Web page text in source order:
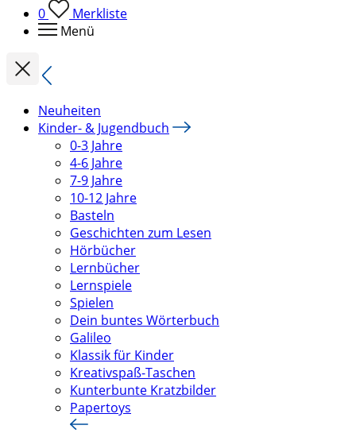
0
Merkliste
Menü
Neuheiten
Kinder- & Jugendbuch
0-3 Jahre
4-6 Jahre
7-9 Jahre
10-12 Jahre
Basteln
Geschichten zum Lesen
Hörbücher
Lernbücher
Lernspiele
Spielen
Dein buntes Wörterbuch
Galileo
Klassik für Kinder
Kreativspaß-Taschen
Kunterbunte Kratzbilder
Papertoys